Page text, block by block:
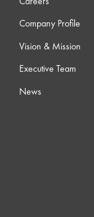
Company Profile
Vision & Mission
Executive Team
News